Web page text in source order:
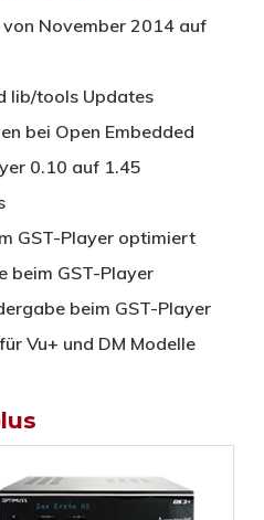
November 2014 auf
lib/tools Updates
bei Open Embedded
0.10 auf 1.45
GST-Player optimiert
beim GST-Player
beim GST-Player
Vu+ und DM Modelle